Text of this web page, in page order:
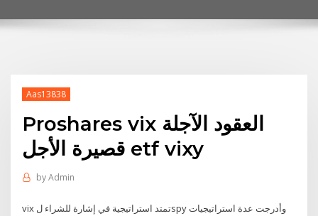
Aas13838
Proshares vix العقود الآجلة
قصيرة الأجل etf vixy
byAdmin
vix تمتد استراتيجية في إشارة للشراء لspy وأدرجت عدة استراتيجيات